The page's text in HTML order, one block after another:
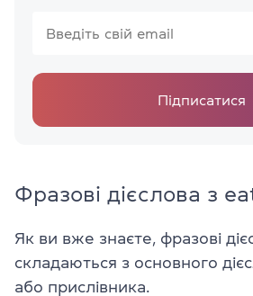
Підписатися
Фразові дієслова з
Як ви вже знаєте, фразові
складаються з основного
або прислівника.